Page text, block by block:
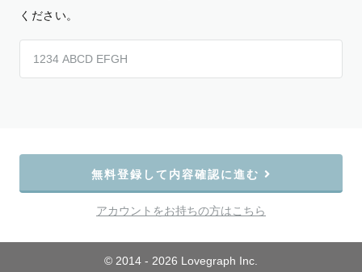
ください。
無料登録して内容確認に進む
アカウントをお持ちの方はこちら
© 2014 - 2026 Lovegraph Inc.